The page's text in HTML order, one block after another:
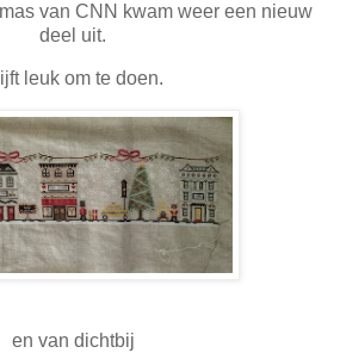
van CNN kwam weer een nieuw
deel uit.
leuk om te doen.
en van dichtbij